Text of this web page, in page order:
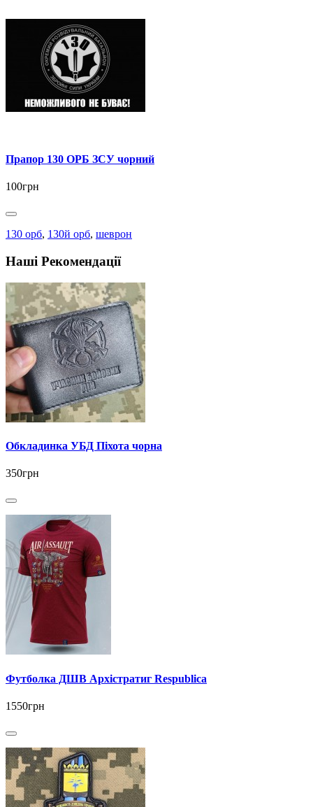
Прапор 130 ОРБ ЗСУ чорний
100грн
130 орб, 130й орб, шеврон
Наші Рекомендації
Обкладинка УБД Піхота чорна
350грн
Футболка ДШВ Архістратиг Respublica
1550грн